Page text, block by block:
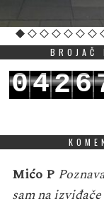
BROJAČ
0426
Mićo P
sam na